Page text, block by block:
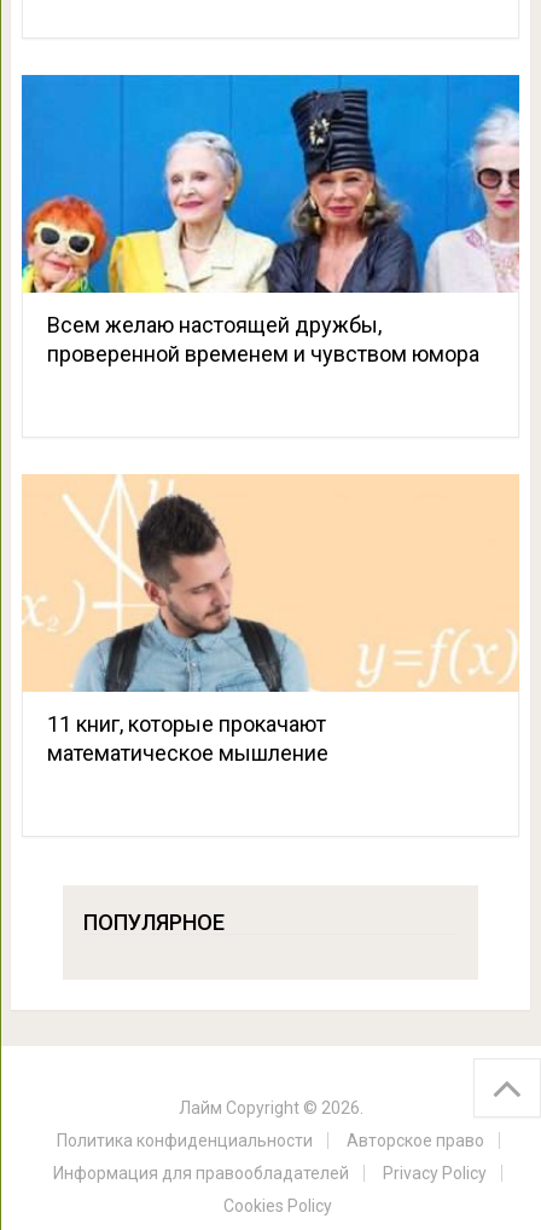
Всем желаю настоящей дружбы,
проверенной временем и чувством юмора
11 книг, которые прокачают
математическое мышление
ПОПУЛЯРНОЕ
Лайм Copyright © 2026.
Политика конфиденциальности
Авторское право
Информация для правообладателей
Privacy Policy
Cookies Policy